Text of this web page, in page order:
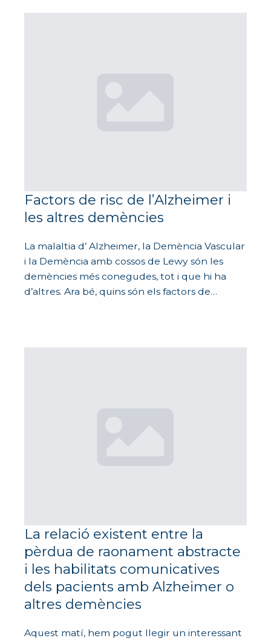
Factors de risc de l’Alzheimer i
les altres demències
La malaltia d’ Alzheimer, la Demència Vascular
i la Demència amb cossos de Lewy són les
demències més conegudes, tot i que hi ha
d’altres. Ara bé, quins són els factors de…
La relació existent entre la
pèrdua de raonament abstracte
i les habilitats comunicatives
dels pacients amb Alzheimer o
altres demències
Aquest matí, hem pogut llegir un interessant